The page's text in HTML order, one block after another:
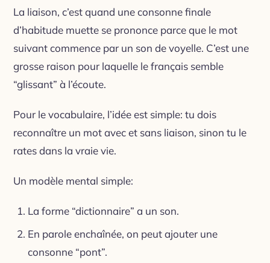
La liaison, c’est quand une consonne finale
d’habitude muette se prononce parce que le mot
suivant commence par un son de voyelle. C’est une
grosse raison pour laquelle le français semble
“glissant” à l’écoute.
Pour le vocabulaire, l’idée est simple: tu dois
reconnaître un mot avec et sans liaison, sinon tu le
rates dans la vraie vie.
Un modèle mental simple:
La forme “dictionnaire” a un son.
En parole enchaînée, on peut ajouter une
consonne “pont”.